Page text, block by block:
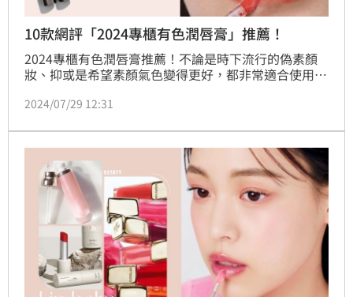
10款網評「2024專櫃有色潤唇膏」推薦！
2024專櫃有色潤唇膏推薦！不論是時下流行的偽素顏
妝、抑或是希望素顏氣色變得更好，都非常適合使用
濃，同時兼顧護唇膏的滋潤效能，讓乾癟、起皮的粗糙
友口碑好評的「2024專櫃有色潤唇膏推薦」！
2024/07/29 12:31